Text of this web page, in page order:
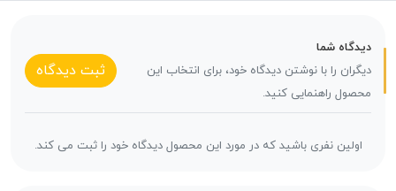
دیدگاه شما
دیگران را با نوشتن دیدگاه خود، برای انتخاب این
محصول راهنمایی کنید.
ثبت دیدگاه
اولین نفری باشید که در مورد این محصول دیدگاه خود را ثبت می کند.